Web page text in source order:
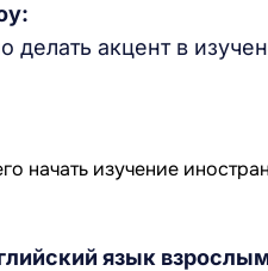
акцент в
язык